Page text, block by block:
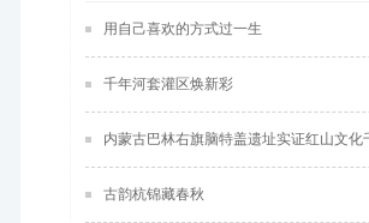
用自己喜欢的方式过一生
千年河套灌区焕新彩
内蒙古巴林右旗脑特盖遗址实证红山文化
古韵杭锦藏春秋